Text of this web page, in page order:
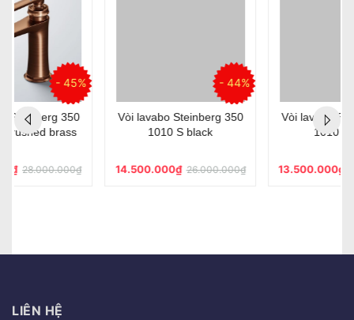
Vòi lavabo Steinberg 350
1010 S black
14.500.000₫ 26.000.000₫
Vòi lavabo Steinberg 350
13.500.000₫ 23.000.000₫
LIÊN HỆ